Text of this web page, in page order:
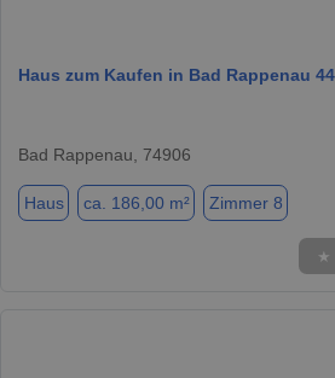
Haus zum Kaufen in Bad Rappenau
Bad Rappenau, 74906
Haus ca. 186,00 m² Zimmer 8
★